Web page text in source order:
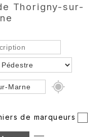
Thorigny-sur-
de marqueurs